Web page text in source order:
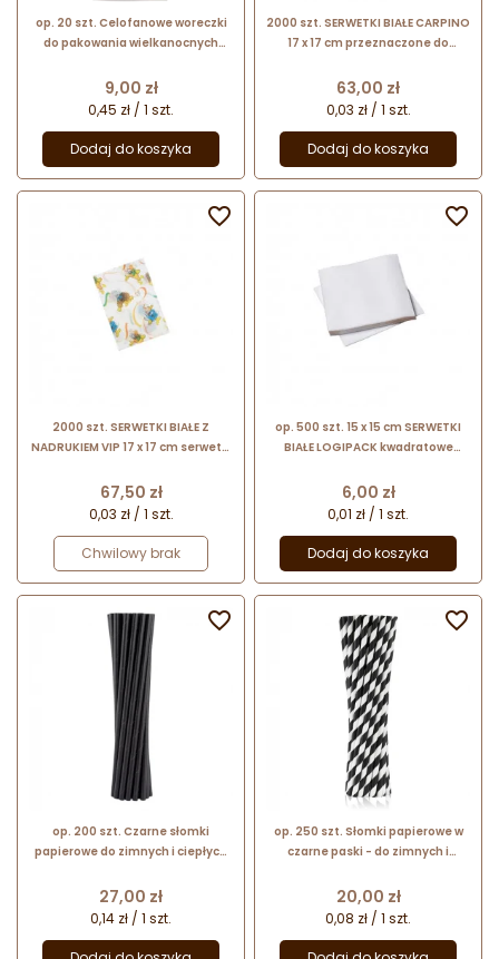
op. 20 szt. Celofanowe woreczki
do pakowania wielkanocnych
szer. 101 mm - Wilton
Cena
9,00 zł
0,45 zł / 1 szt.
Dodaj do koszyka
2000 szt. SERWETKI BIAŁE CARPINO
17 x 17 cm przeznaczone do
Cena
63,00 zł
0,03 zł / 1 szt.
Dodaj do koszyka
2000 szt. SERWETKI BIAŁE Z
NADRUKIEM VIP 17 x 17 cm serwetki
podajnika
Cena
67,50 zł
0,03 zł / 1 szt.
Chwilowy brak

op. 500 szt. 15 x 15 cm SERWETKI
BIAŁE LOGIPACK kwadratowe
Cena
6,00 zł
0,01 zł / 1 szt.
Dodaj do koszyka

op. 200 szt. Czarne słomki
papierowe do zimnych i ciepłych
mm x dł. 250 mm - GoDan
Cena
27,00 zł
0,14 zł / 1 szt.

op. 250 szt. Słomki papierowe w
czarne paski - do zimnych i
biodegradowalne - śr. 6 mm x dł.
197 mm - GoDan
Cena
20,00 zł
0,08 zł / 1 szt.
